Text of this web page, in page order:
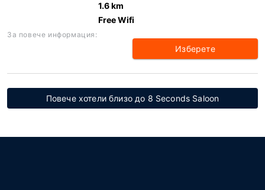
1.6 km
Free Wifi
За повече информация:
Изберете
Повече хотели близо до 8 Seconds Saloon